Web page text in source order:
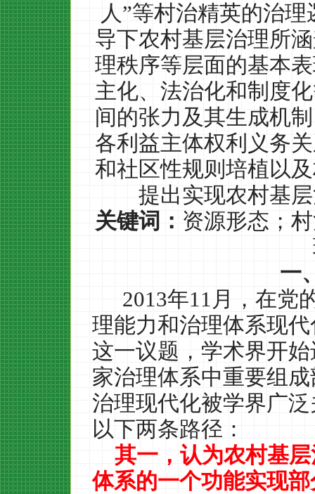
人”等村治精英的治
导下农村基层治理所
理秩序等层面的基本
主化、法治化和制度
间的张力及其生成机
各利益主体权利义务
和社区性规则培植以
提出实现农村基
关键词：资源形态；
一
2013年11月，在党
理能力和治理体系现
这一议题，学术界开
家治理体系中重要组
治理现代化被学界广
以下两条路径：
其一，认为农村基
体系的一个功能实现